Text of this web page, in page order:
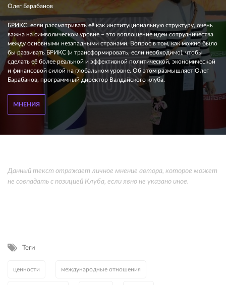
Олег Барабанов
БРИКС, если рассматривать её как институциональную структуру, очень
важна на символическом уровне – это воплощение идеи сотрудничества
между основными незападными странами. Вопрос в том, как можно было
бы развивать БРИКС (и трансформировать, если необходимо), чтобы
сделать её более реальной и эффективной политической, экономической
и финансовой силой на глобальном уровне. Об этом размышляет Олег
Барабанов, программный директор Валдайского клуба.
МНЕНИЯ
Данный текст отражает личное мнение автора, которое может
не совпадать с позицией Клуба, если явно не указано иное.
Теги
ценности международные отношения